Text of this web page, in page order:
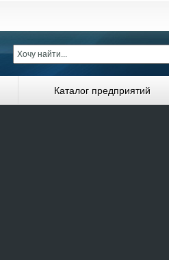
Каталог предприятий